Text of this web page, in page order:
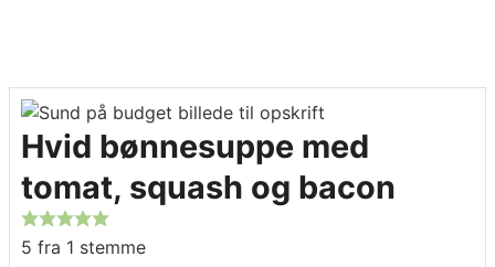
Hvid bønnesuppe med
tomat, squash og bacon
5 fra 1 stemme